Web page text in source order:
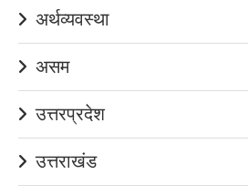
अर्थव्यवस्था
असम
उत्तरप्रदेश
उत्तराखंड